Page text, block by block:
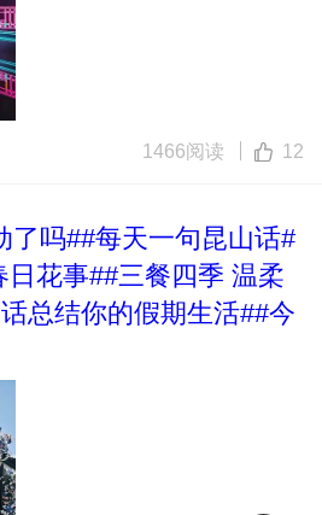
1466阅读 12
了吗##每天一句昆山话#
日花事##三餐四季 温柔
总结你的假期生活##今
成功#
条昆友圈#